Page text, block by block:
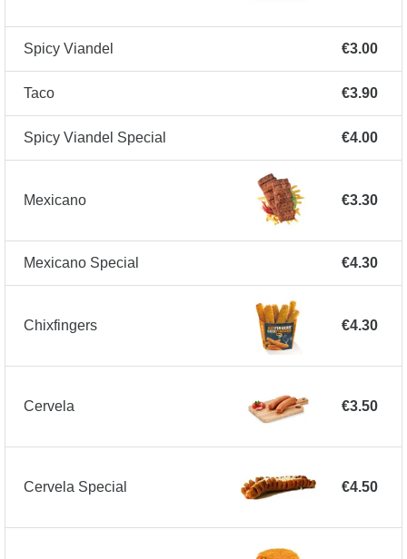
Spicy Viandel €3.00
Taco €3.90
Spicy Viandel Special €4.00
Mexicano €3.30
Mexicano Special €4.30
Chixfingers €4.30
Cervela €3.50
Cervela Special €4.50